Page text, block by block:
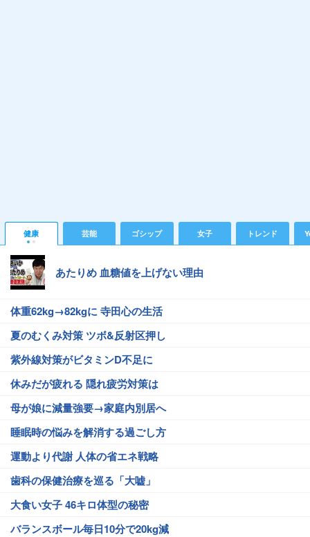
健康 芸能 ゴシップ 女子 トレンド
あたりめ 血糖値を上げない理由
体重62kg→82kgに 寺田心の生活
夏のむくみ対策 ツボ&反射区押し
紫外線対策がビタミンD不足に
休みだが疲れる 隠れ疲労対策は
母が娘に減量強要→家庭内別居へ
睡眠時の悩みを解消する過ごし方
運動より代謝 人体の省エネ戦略
歯科の保健治療を巡る「大嘘」
大食い女子 46キロ体型の秘密
バランスボール毎日10分で20kg減